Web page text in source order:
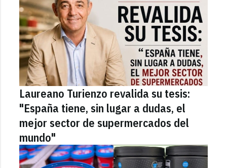
Laureano Turienzo revalida su tesis:
"España tiene, sin lugar a dudas, el
mejor sector de supermercados del
mundo"